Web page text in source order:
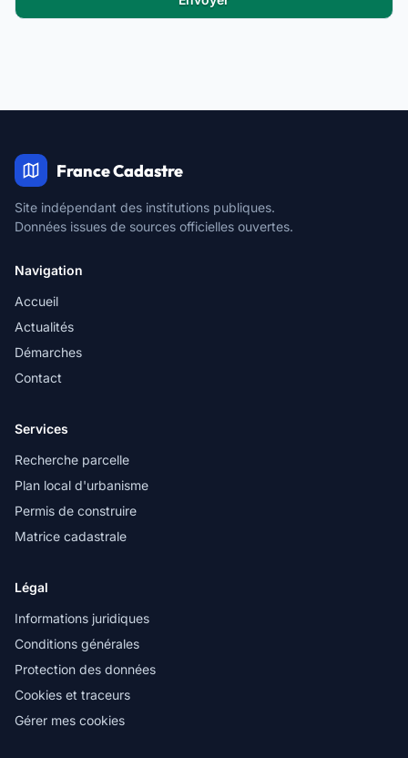
France Cadastre
Site indépendant des institutions publiques.
Données issues de sources officielles ouvertes.
Navigation
Accueil
Actualités
Démarches
Contact
Services
Recherche parcelle
Plan local d'urbanisme
Permis de construire
Matrice cadastrale
Légal
Informations juridiques
Conditions générales
Protection des données
Cookies et traceurs
Gérer mes cookies